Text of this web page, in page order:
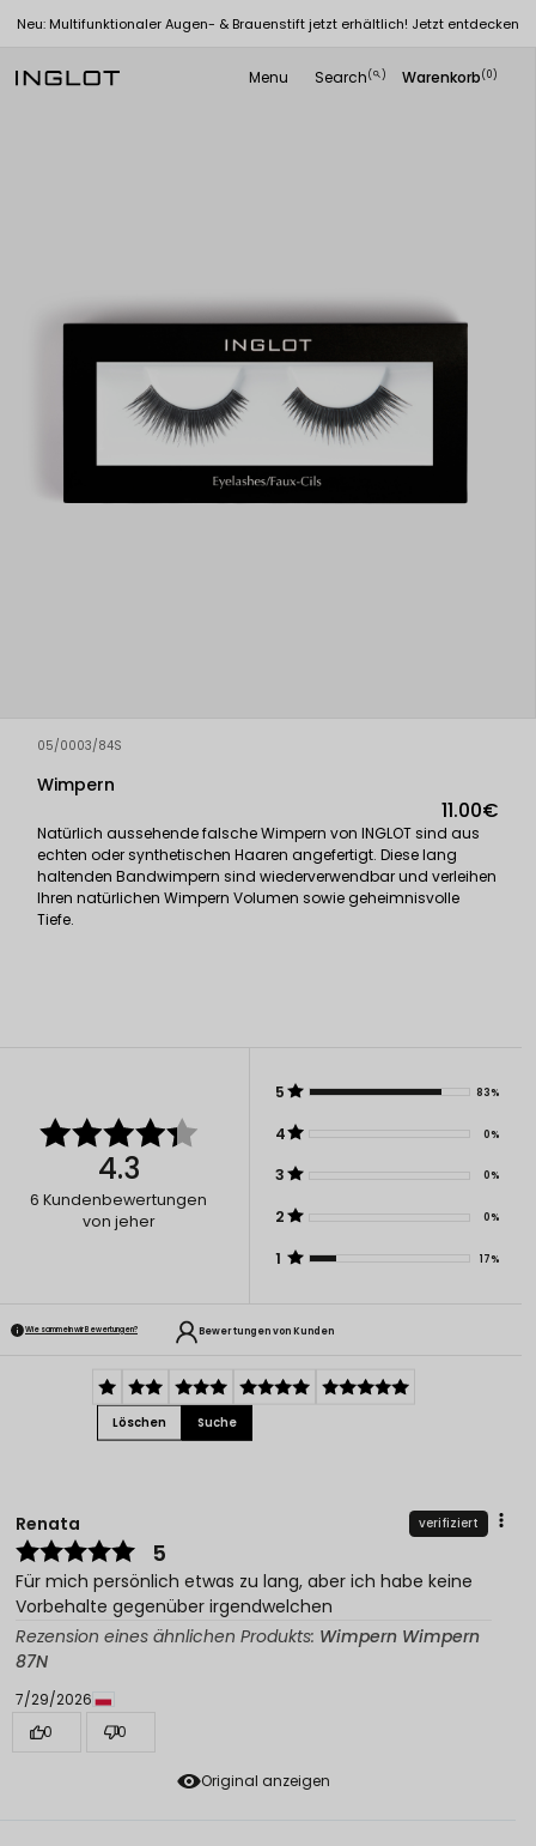
Neu: Multifunktionaler Augen- & Brauenstift jetzt erhältlich! Jetzt entdecken
Menu Search(
search ) Warenkorb(0)
05/0003/84S
Wimpern
11.00€
Natürlich aussehende falsche Wimpern von INGLOT sind aus
echten oder synthetischen Haaren angefertigt. Diese lang
haltenden Bandwimpern sind wiederverwendbar und verleihen
Ihren natürlichen Wimpern Volumen sowie geheimnisvolle
Tiefe.
4.3
6 Kundenbewertungen
von jeher
5 83%
4 0%
3 0%
2 0%
1 17%
Wie sammeln wir Bewertungen? Bewertungen von Kunden
Löschen Suche
Original anzeigen
Renata verifiziert
5
Für mich persönlich etwas zu lang, aber ich habe keine
Vorbehalte gegenüber irgendwelchen
Rezension eines ähnlichen Produkts: Wimpern Wimpern
87N
7/29/2026
0
0